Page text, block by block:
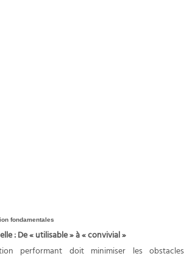
fondamentales
: De « utilisable » à « convivial »
performant doit minimiser les obstacles